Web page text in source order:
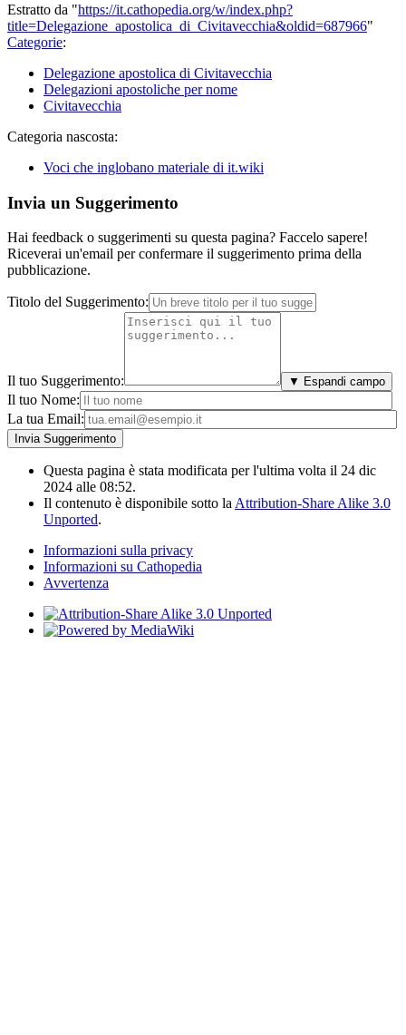
Estratto da "https://it.cathopedia.org/w/index.php?
title=Delegazione_apostolica_di_Civitavecchia&oldid=687966"
Categorie:
Delegazione apostolica di Civitavecchia
Delegazioni apostoliche per nome
Civitavecchia
Categoria nascosta:
Voci che inglobano materiale di it.wiki
Invia un Suggerimento
Hai feedback o suggerimenti su questa pagina? Faccelo sapere!
Riceverai un'email per confermare il suggerimento prima della
pubblicazione.
Titolo del Suggerimento:
Il tuo Suggerimento: ▼ Espandi campo
Il tuo Nome:
La tua Email:
Questa pagina è stata modificata per l'ultima volta il 24 dic
2024 alle 08:52.
Il contenuto è disponibile sotto la Attribution-Share Alike 3.0
Unported.
Informazioni sulla privacy
Informazioni su Cathopedia
Avvertenza